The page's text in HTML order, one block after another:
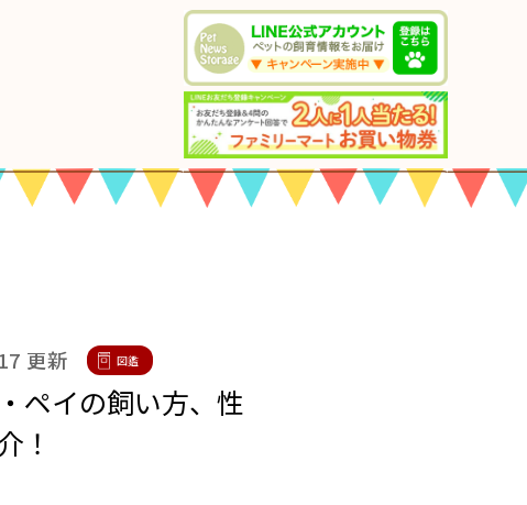
更新 図鑑
ペイの飼い方、性
！